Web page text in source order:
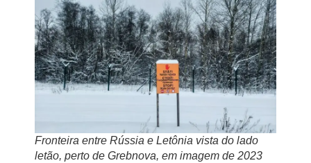
Fronteira entre Rússia e Letônia vista do lado
letão, perto de Grebnova, em imagem de 2023